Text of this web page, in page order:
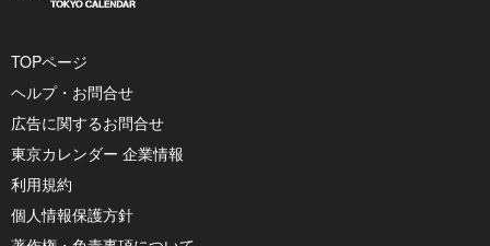
TOPページ
ヘルプ・お問合せ
広告に関するお問合せ
東京カレンダー 企業情報
利用規約
個人情報保護方針